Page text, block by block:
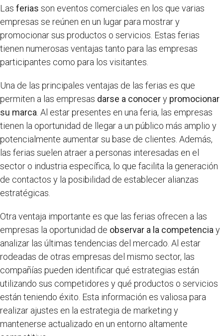
Las ferias son eventos comerciales en los que varias
empresas se reúnen en un lugar para mostrar y
promocionar sus productos o servicios. Estas ferias
tienen numerosas ventajas tanto para las empresas
participantes como para los visitantes.
Una de las principales ventajas de las ferias es que
permiten a las empresas darse a conocery promocionar
su marca . Al estar presentes en una feria, las empresas
tienen la oportunidad de llegar a un público más amplio y
potencialmente aumentar su base de clientes. Además,
las ferias suelen atraer a personas interesadas en el
sector o industria específica, lo que facilita la generación
de contactos y la posibilidad de establecer alianzas
estratégicas.
Otra ventaja importante es que las ferias ofrecen a las
empresas la oportunidad de observar a la competencia y
analizar las últimas tendencias del mercado. Al estar
rodeadas de otras empresas del mismo sector, las
compañías pueden identificar qué estrategias están
utilizando sus competidores y qué productos o servicios
están teniendo éxito. Esta información es valiosa para
realizar ajustes en la estrategia de marketing y
mantenerse actualizado en un entorno altamente